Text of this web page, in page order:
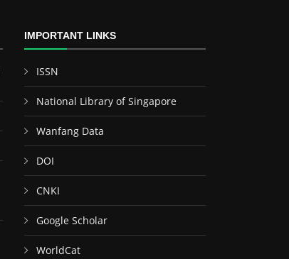
IMPORTANT LINKS
ISSN
National Library of Singapore
Wanfang Data
DOI
CNKI
Google Scholar
WorldCat